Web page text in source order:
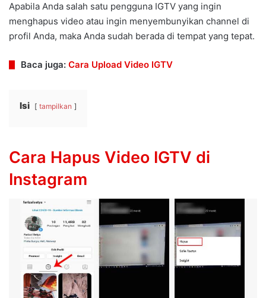
Apabila Anda salah satu pengguna IGTV yang ingin
menghapus video atau ingin menyembunyikan channel di
profil Anda, maka Anda sudah berada di tempat yang tepat.
Baca juga: Cara Upload Video IGTV
Isi tampilkan
Cara Hapus Video IGTV di
Instagram